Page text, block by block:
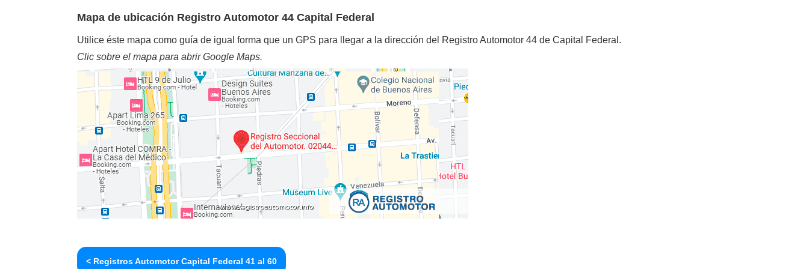
Mapa de ubicación Registro Automotor 44 Capital Federal
Utilice éste mapa como guía de igual forma que un GPS para llegar a la dirección del Registro Automotor 44 de Capital Federal.
Clic sobre el mapa para abrir Google Maps.
< Registros Automotor Capital Federal 41 al 60